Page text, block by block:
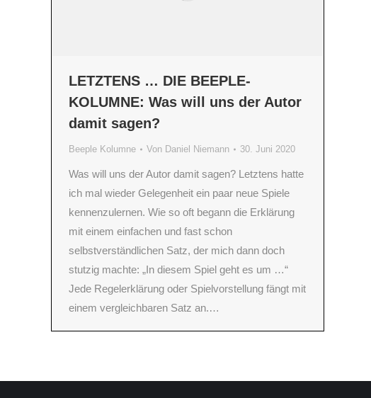
LETZTENS … DIE BEEPLE-
KOLUMNE: Was will uns der Autor
damit sagen?
Beeple Kolumne Von Daniel Niemann 30. Juni 2020
Was will uns der Autor damit sagen? Letztens hatte
ich mal wieder Gelegenheit ein paar neue Spiele
kennenzulernen. Wie so oft begann die Erklärung
mit einem einfachen und fast schon
selbstverständlichen Satz, der mich dann doch
stutzig machte: „In diesem Spiel geht es um …“
Jede Regelerklärung oder Spielvorstellung fängt mit
einem vergleichbaren Satz an.…